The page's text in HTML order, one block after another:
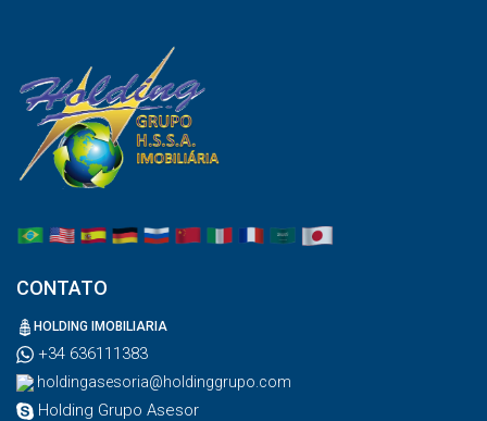
CONTATO
HOLDING IMOBILIARIA
+34 636111383
holdingasesoria@holdinggrupo.com
Holding Grupo Asesor